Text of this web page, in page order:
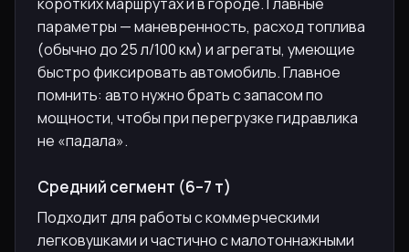
параметры — маневренность, расход топлива
(обычно до 25 л/100 км) и агрегаты, умеющие
быстро фиксировать автомобиль. Главное
помнить: авто нужно брать с запасом по
мощности, чтобы при перегрузке гидравлика
не «падала».
Средний сегмент (6–7 т)
Подходит для работы с коммерческими
легковушками и частично с малотоннажными